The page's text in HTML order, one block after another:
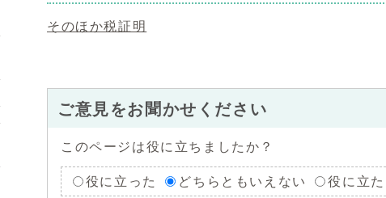
そのほか税証明
ご意見をお聞かせください
このページは役に立ちましたか？
役に立った どちらともいえない 役に立